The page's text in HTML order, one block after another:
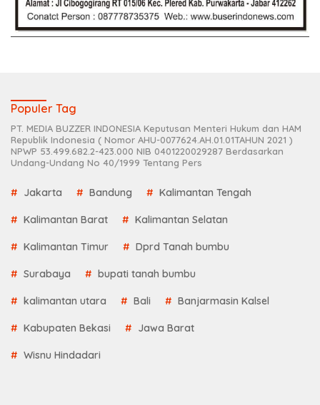
Populer Tag
PT. MEDIA BUZZER INDONESIA Keputusan Menteri Hukum dan HAM
Republik Indonesia ( Nomor AHU-0077624.AH.01.01TAHUN 2021 )
NPWP 53.499.682.2-423.000 NIB 0401220029287 Berdasarkan
Undang-Undang No 40/1999 Tentang Pers
Jakarta Bandung Kalimantan Tengah
Kalimantan Barat Kalimantan Selatan
Kalimantan Timur Dprd Tanah bumbu
Surabaya bupati tanah bumbu
kalimantan utara Bali Banjarmasin Kalsel
Kabupaten Bekasi Jawa Barat
Wisnu Hindadari